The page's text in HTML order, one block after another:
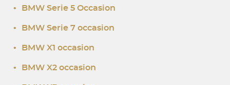
• BMW Serie 5 Occasion
• BMW Serie 7 occasion
• BMW X1 occasion
• BMW X2 occasion